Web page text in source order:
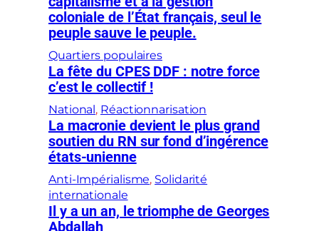
coloniale de l’État français, seul le
peuple sauve le peuple.
Quartiers populaires
La fête du CPES DDF : notre force
c’est le collectif !
National, Réactionnarisation
La macronie devient le plus grand
soutien du RN sur fond d’ingérence
états-unienne
Anti-Impérialisme, Solidarité
internationale
Il y a un an, le triomphe de Georges
Abdallah